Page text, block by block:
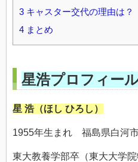
3 キャスター交代の理由は？
4 まとめ
星浩プロフィー
星 浩（ほし ひろし）
1955年生まれ 福島県白河市
東大教養学部卒（東大大学院